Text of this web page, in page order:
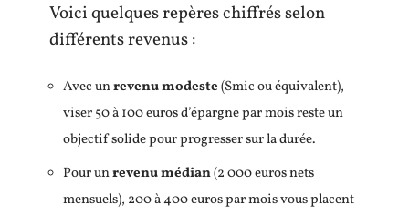
Voici quelques repères chiffrés selon
différents revenus :
Avec unrevenu modeste(Smic ou équivalent),
viser 50 à 100 euros d’épargne par mois reste un
objectif solide pour progresser sur la durée.
Pour unrevenu médian(2 000 euros nets
mensuels), 200 à 400 euros par mois vous placent